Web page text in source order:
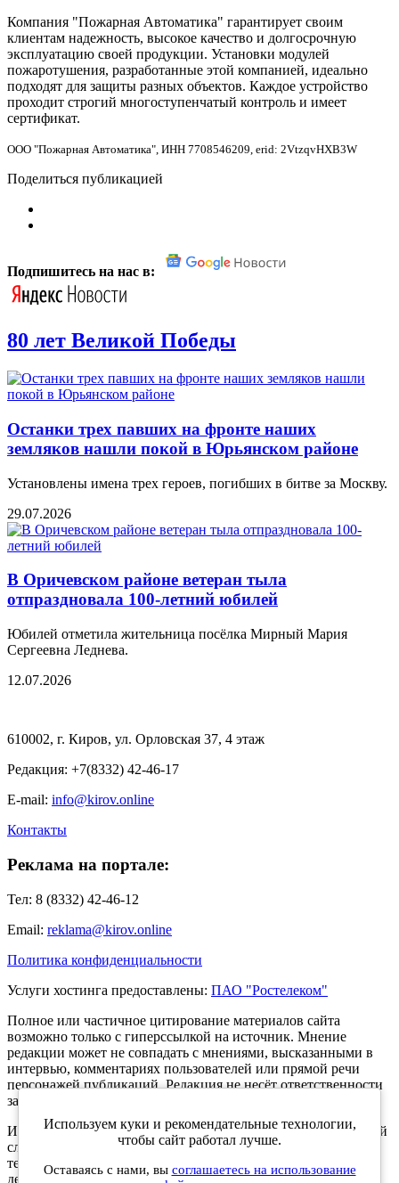
Компания "Пожарная Автоматика" гарантирует своим
клиентам надежность, высокое качество и долгосрочную
эксплуатацию своей продукции. Установки модулей
пожаротушения, разработанные этой компанией, идеально
подходят для защиты разных объектов. Каждое устройство
проходит строгий многоступенчатый контроль и имеет
сертификат.
ООО "Пожарная Автоматика", ИНН 7708546209, erid: 2VtzqvHXB3W
Поделиться публикацией
Подпишитесь на нас в:
80 лет Великой Победы
Останки трех павших на фронте наших
земляков нашли покой в Юрьянском районе
Установлены имена трех героев, погибших в битве за Москву.
29.07.2026
В Оричевском районе ветеран тыла
отпраздновала 100-летний юбилей
Юбилей отметила жительница посёлка Мирный Мария
Сергеевна Леднева.
12.07.2026
610002, г. Киров, ул. Орловская 37, 4 этаж
Редакция: +7(8332) 42-46-17
E-mail: info@kirov.online
Контакты
Реклама на портале:
Тел: 8 (8332) 42-46-12
Email: reklama@kirov.online
Политика конфиденциальности
Услуги хостинга предоставлены: ПАО "Ростелеком"
Полное или частичное цитирование материалов сайта
возможно только с гиперссылкой на источник. Мнение
редакции может не совпадать с мнениями, высказанными в
интервью, комментариях пользователей или прямой речи
персонажей публикаций. Редакция не несёт ответственности
за текст комментариев читателей.
Интернет-портал Kirov.online зарегистрирован в Федеральной
службе по надзору в сфере связи, информационных
технологий и массовых коммуникаций (Роскомнадзор) 5
декабря 2019 года. Регистрационный номер ЭЛ № ФС 77 -
Используем куки и рекомендательные технологии,
чтобы сайт работал лучше.
Оставаясь с нами, вы соглашаетесь на использование